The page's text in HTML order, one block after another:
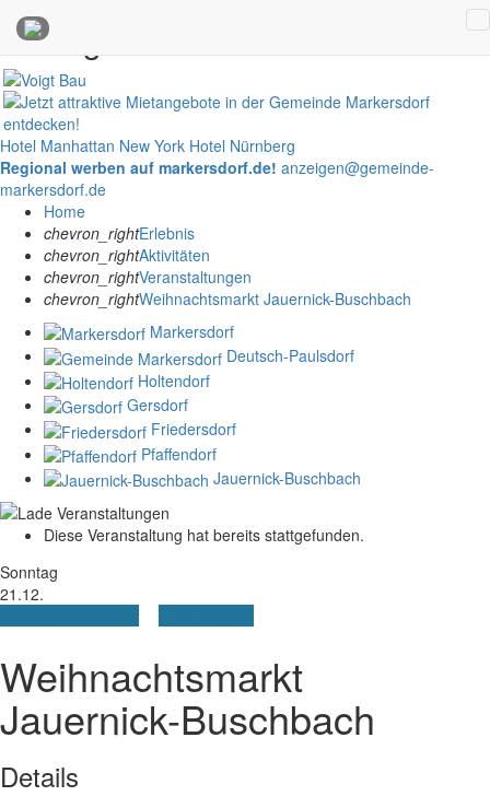
Anzeigen
Hotel Manhattan New York Hotel Nürnberg
Regional werben auf markersdorf.de! anzeigen@gemeinde-
markersdorf.de
Home
chevron_rightErlebnis
chevron_rightAktivitäten
chevron_rightVeranstaltungen
chevron_rightWeihnachtsmarkt Jauernick-Buschbach
Markersdorf
Deutsch-Paulsdorf
Holtendorf
Gersdorf
Friedersdorf
Pfaffendorf
Jauernick-Buschbach
Diese Veranstaltung hat bereits stattgefunden.
Sonntag
21.12.
Weihnachtsmarkt
Jauernick-Buschbach
Details